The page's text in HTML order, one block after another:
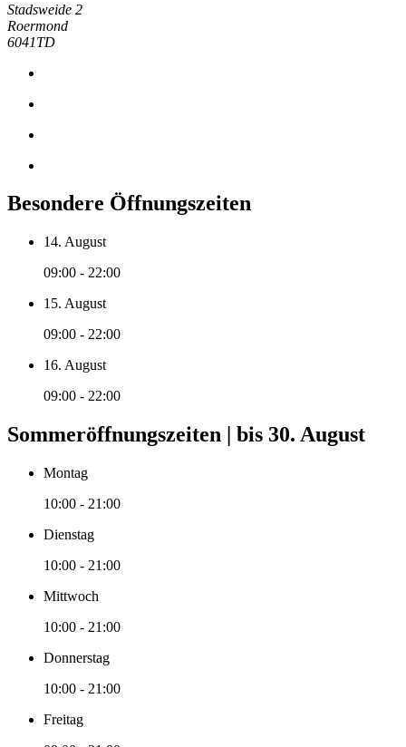
Stadsweide 2
Roermond
6041TD
Besondere Öffnungszeiten
14. August
09:00 - 22:00
15. August
09:00 - 22:00
16. August
09:00 - 22:00
Sommeröffnungszeiten | bis 30. August
Montag
10:00 - 21:00
Dienstag
10:00 - 21:00
Mittwoch
10:00 - 21:00
Donnerstag
10:00 - 21:00
Freitag